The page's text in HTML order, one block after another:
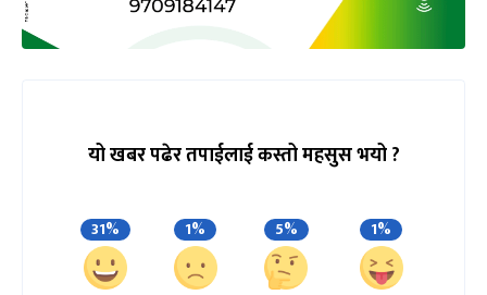
यो खबर पढेर तपाईलाई कस्तो महसुस भयो ?
31% 1% 5% 1%